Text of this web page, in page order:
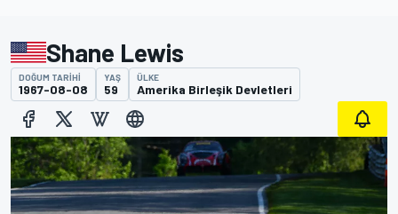
Shane Lewis
DOĞUM TARIHI
1967-08-08
YAŞ
59
ÜLKE
Amerika Birleşik Devletleri